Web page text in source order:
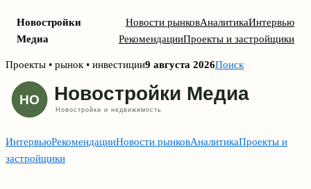
Новостройки
Медиа
Новости рынковАналитикаИнтервью
РекомендацииПроекты и застройщики
Skip
content
Проекты • рынок • инвестиции9 августа 2026Поиск
ИнтервьюРекомендацииНовости рынковАналитикаПроекты и
застройщики